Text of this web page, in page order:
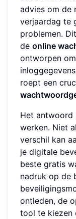
advies om de
verjaardag te
problemen.
de online
ontworpen
roept een
Het antwoord
werken. Niet
verschil kan
je digitale
beste gratis
nadruk op de
ontleden, de
tool te kiezen